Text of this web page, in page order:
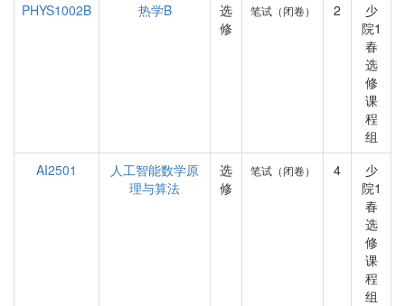
PHYS1002B
热学B
选
修
笔试（闭卷） 2
少
院1
春
选
修
课
程
组
AI2501
人工智能数学原
理与算法
选
修
笔试（闭卷） 4
少
院1
春
选
修
课
程
组